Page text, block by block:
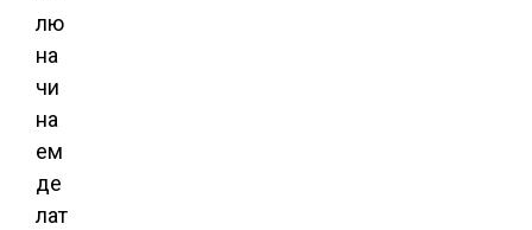
лю
на
чи
на
ем
де
лат